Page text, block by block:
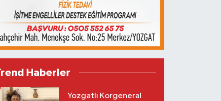
Haberler
Yozgatlı Korgeneral